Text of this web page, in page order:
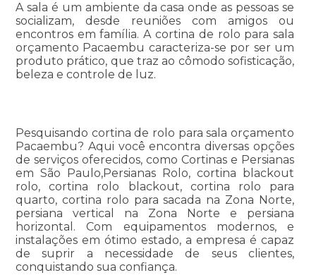
A sala é um ambiente da casa onde as pessoas se
socializam, desde reuniões com amigos ou
encontros em família. A cortina de rolo para sala
orçamento Pacaembu caracteriza-se por ser um
produto prático, que traz ao cômodo sofisticação,
beleza e controle de luz.
Pesquisando cortina de rolo para sala orçamento
Pacaembu? Aqui você encontra diversas opções
de serviços oferecidos, como Cortinas e Persianas
em São Paulo,Persianas Rolo, cortina blackout
rolo, cortina rolo blackout, cortina rolo para
quarto, cortina rolo para sacada na Zona Norte,
persiana vertical na Zona Norte e persiana
horizontal. Com equipamentos modernos, e
instalações em ótimo estado, a empresa é capaz
de suprir a necessidade de seus clientes,
conquistando sua confiança.